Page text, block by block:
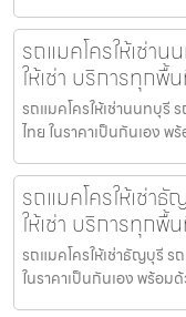
รถแมคโครให้เช่า
ให้เช่า บริการทุกพื้
รถแมคโครให้เช่านนทบุรี
ไทย ในราคาเป็นกันเอง
รถแมคโครให้เช่า
ให้เช่า บริการทุกพื้
รถแมคโครให้เช่าธัญบุรี ร
ในราคาเป็นกันเอง พร้อ